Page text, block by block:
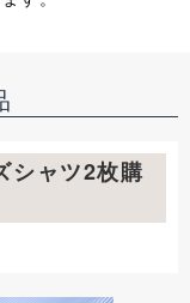
シャツ2枚購